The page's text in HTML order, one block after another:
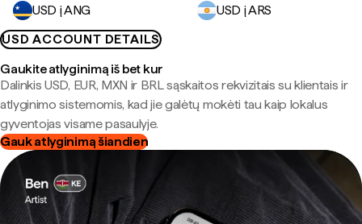
USD į ANG
USD į ARS
USD ACCOUNT DETAILS
Gaukite atlyginimą iš bet kur
Dalinkis USD, EUR, MXN ir BRL sąskaitos rekvizitais su klientais ir
atlyginimo sistemomis, kad jie galėtų mokėti tau kaip lokalus
gyventojas visame pasaulyje.
Gauk atlyginimą šiandien